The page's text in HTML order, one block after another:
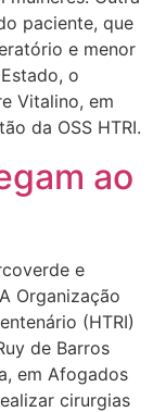
paciente, que
e menor
o
Vitalino, em
da OSS HTRI.
ao
e
Organização
(HTRI)
de Barros
em Afogados
cirurgias